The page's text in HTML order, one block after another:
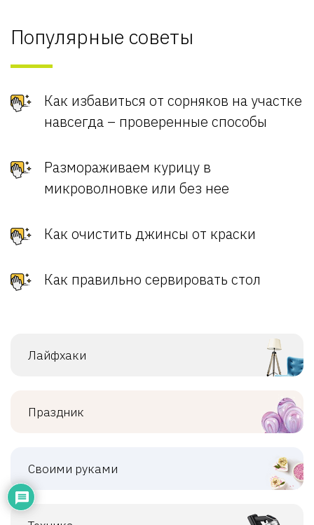
Популярные советы
Как избавиться от сорняков на участке
навсегда – проверенные способы
Размораживаем курицу в
микроволновке или без нее
Как очистить джинсы от краски
Как правильно сервировать стол
Лайфхаки
Праздник
Своими руками